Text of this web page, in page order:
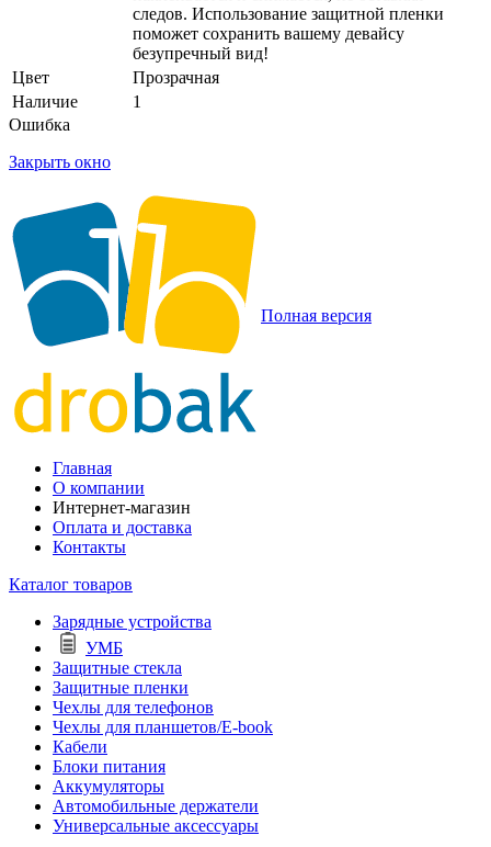
следов. Использование защитной пленки
поможет сохранить вашему девайсу
безупречный вид!
Цвет
Прозрачная
Наличие
1
Ошибка
Закрыть окно
Полная версия
Главная
О компании
Интернет-магазин
Оплата и доставка
Контакты
Каталог товаров
Зарядные устройства
УМБ
Защитные стекла
Защитные пленки
Чехлы для телефонов
Чехлы для планшетов/E-book
Кабели
Блоки питания
Аккумуляторы
Автомобильные держатели
Универсальные аксессуары